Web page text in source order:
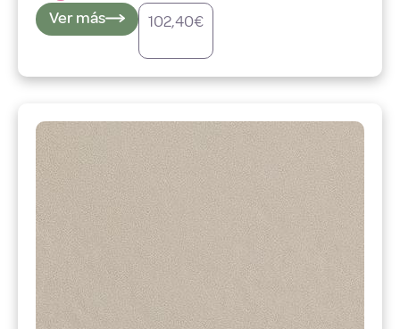
Ver más 102,40€